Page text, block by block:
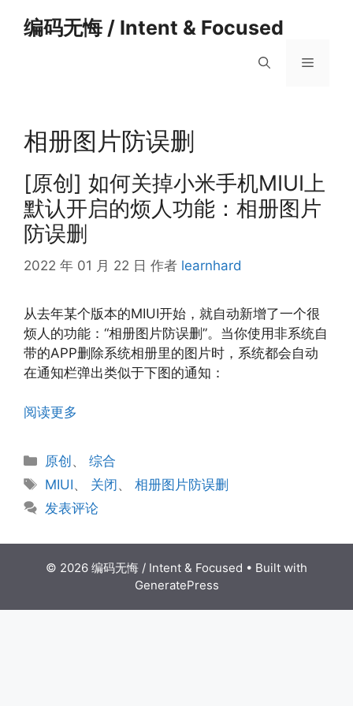
编码无悔 / Intent & Focused
菜
相册图片防误删
[原创] 如何关掉小米手机MIUI上
默认开启的烦人功能：相册图片
防误删
2022 年 01 月 22 日 作者 learnhard
从去年某个版本的MIUI开始，就自动新增了一个很
烦人的功能：“相册图片防误删”。当你使用非系统自
带的APP删除系统相册里的图片时，系统都会自动
在通知栏弹出类似于下图的通知：
阅读更多
分
类
原创 、综合
标
签
MIUI、 关闭、相册图片防误删
发表评论
© 2026 编码无悔 / Intent & Focused • Built with
GeneratePress